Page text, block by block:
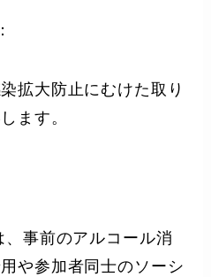
拡大防止にむけた取り
ます。
事前のアルコール消
や参加者同士のソーシ